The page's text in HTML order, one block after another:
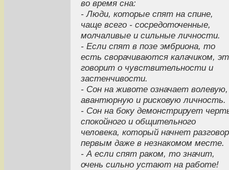
во время сна:
- Люди, которые спят на спине,
чаще всего - сосредоточенные,
молчаливые и сильные личности.
- Если спят в позе эмбриона, то
есть сворачиваются калачиком,
говорит о чувствительности и
застенчивости.
- Сон на животе означает волевую,
авантюрную и рисковую личность.
- Сон на боку демонстрирует
спокойного и общительного
человека, который начнет разговор
первым даже в незнакомом месте.
- А если спят раком, то значит,
очень сильно устают на работе!